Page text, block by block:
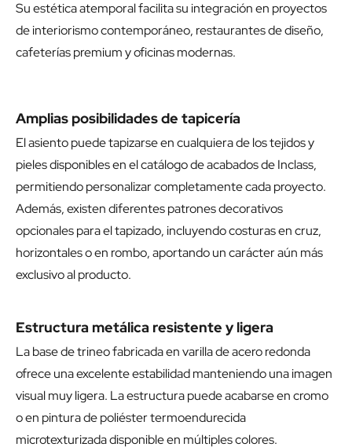
Su estética atemporal facilita su integración en proyectos
de interiorismo contemporáneo, restaurantes de diseño,
cafeterías premium y oficinas modernas.
Amplias posibilidades de tapicería
El asiento puede tapizarse en cualquiera de los tejidos y
pieles disponibles en el catálogo de acabados de Inclass,
permitiendo personalizar completamente cada proyecto.
Además, existen diferentes patrones decorativos
opcionales para el tapizado, incluyendo costuras en cruz,
horizontales o en rombo, aportando un carácter aún más
exclusivo al producto.
Estructura metálica resistente y ligera
La base de trineo fabricada en varilla de acero redonda
ofrece una excelente estabilidad manteniendo una imagen
visual muy ligera. La estructura puede acabarse en cromo
o en pintura de poliéster termoendurecida
microtexturizada disponible en múltiples colores.